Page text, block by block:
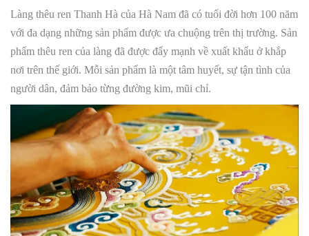
Làng thêu ren Thanh Hà của Hà Nam đã có tuổi đời hơn 100 năm
với đa dạng những sản phẩm được ưa chuộng trên thị trường. Sản
phẩm thêu ren của làng đã được đẩy mạnh về xuất khẩu ở khắp
nơi trên thế giới. Mỗi sản phẩm là một tâm huyết, sự tận tình của
người dân, đảm bảo từng đường kim, mũi chỉ.